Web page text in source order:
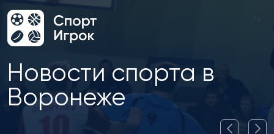
Новости спорта в
Воронеже